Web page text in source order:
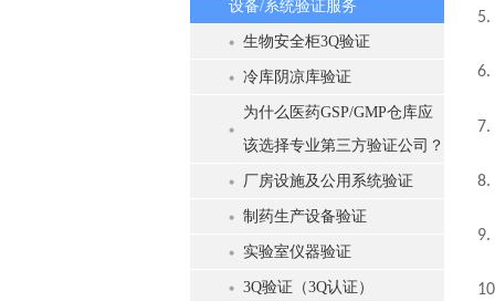
设备/系统验证服务
生物安全柜3Q验证
冷库阴凉库验证
为什么医药GSP/GMP仓库应
该选择专业第三方验证公司？
厂房设施及公用系统验证
制药生产设备验证
实验室仪器验证
3Q验证（3Q认证）
5.
6.
7.
8.
9.